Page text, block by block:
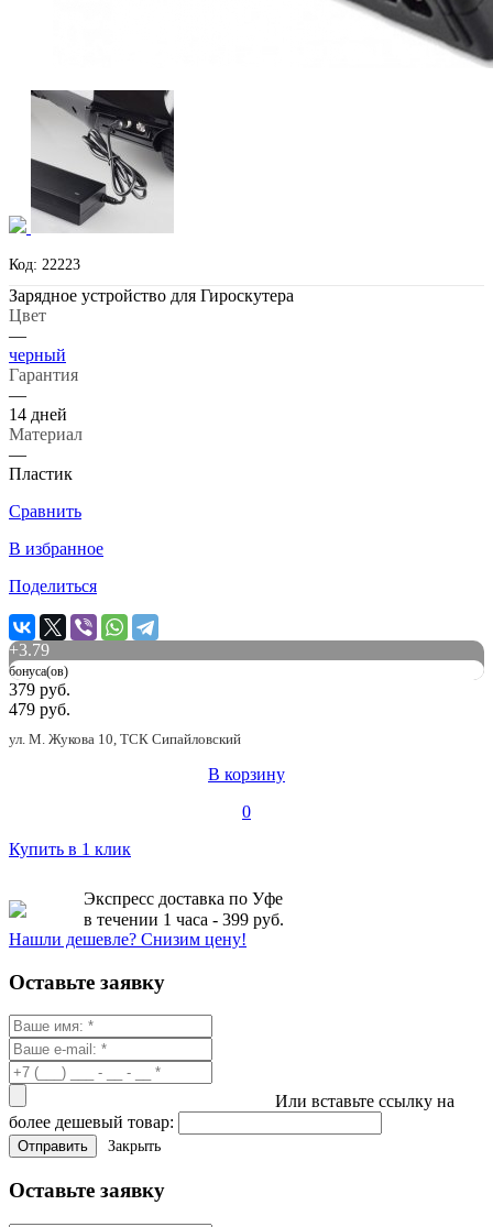
Код: 22223
Зарядное устройство для Гироскутера
Цвет
—
черный
Гарантия
—
14 дней
Материал
—
Пластик
Сравнить
В избранное
Поделиться
+3.79
бонуса(ов)
379 руб.
479 руб.
ул. М. Жукова 10, ТСК Сипайловский
В корзину
0
Купить в 1 клик
Экспресс доставка по Уфе
в течении 1 часа - 399 руб.
Нашли дешевле? Снизим цену!
Оставьте заявку
Или вставьте ссылку на
более дешевый товар:
Закрыть
Оставьте заявку